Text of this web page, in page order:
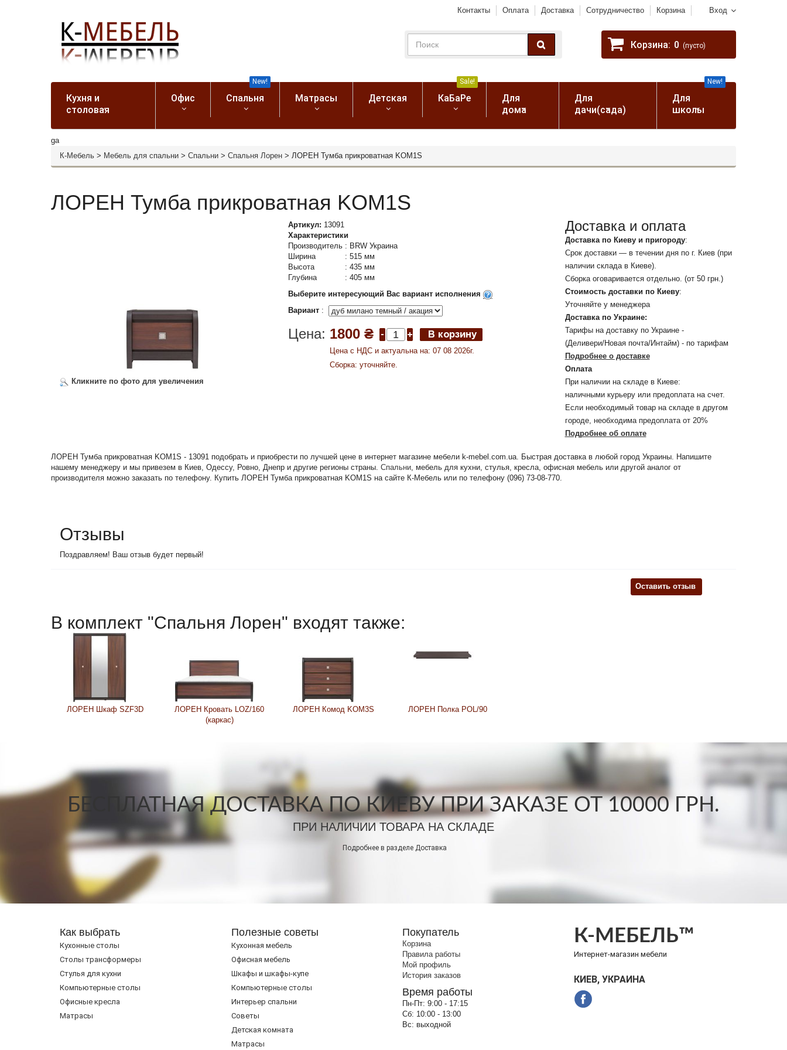
Вход
Контакты Оплата Доставка Сотрудничество Корзина
Корзина: 0 (пусто)
Кухня и
столовая
Офис Спальня
New!
Матрасы Детская КаБаРе
Sale!
Для
дома
Для
дачи(сада)
Для
школы
New!
ga
К-Мебель > Мебель для спальни > Спальни > Спальня Лорен > ЛОРЕН Тумба прикроватная KOM1S
ЛОРЕН Тумба прикроватная KOM1S
Кликните по фото для увеличения
Артикул: 13091
Характеристики
Производитель : BRW Украина
Ширина
: 515 мм
Высота
: 435 мм
Глубина
: 405 мм
Выберите интересующий Вас вариант исполнения
Вариант :
Цена: 1800 ₴
Цена c НДС и актуальна на: 07 08 2026г.
Сборка: уточняйте.
Доставка и оплата
Доставка по Киеву и пригороду:
Срок доставки — в течении дня по г. Киев (при
наличии склада в Киеве).
Сборка оговаривается отдельно. (от 50 грн.)
Стоимость доставки по Киеву:
Уточняйте у менеджера
Доставка по Украине:
Тарифы на доставку по Украине -
(Деливери/Новая почта/Интайм) - по тарифам
Подробнее о доставке
Оплата
При наличии на складе в Киеве:
наличными курьеру или предоплата на счет.
Если необходимый товар на складе в другом
городе, необходима предоплата от 20%
Подробнее об оплате
ЛОРЕН Тумба прикроватная KOM1S - 13091 подобрать и приобрести по лучшей цене в интернет магазине мебели k-mebel.com.ua. Быстрая доставка в любой город Украины. Напишите
нашему менеджеру и мы привезем в Киев, Одессу, Ровно, Днепр и другие регионы страны. Спальни, мебель для кухни, стулья, кресла, офисная мебель или другой аналог от
производителя можно заказать по телефону. Купить ЛОРЕН Тумба прикроватная KOM1S на сайте К-Мебель или по телефону (096) 73-08-770.
Отзывы
Поздравляем! Ваш отзыв будет первый!
Оставить отзыв
В комплект "Спальня Лорен" входят также:
ЛОРЕН Шкаф SZF3D
ЛОРЕН Кровать LOZ/160
(каркас)
ЛОРЕН Комод KOM3S ЛОРЕН Полка POL/90
БЕСПЛАТНАЯ ДОСТАВКА ПО КИЕВУ ПРИ ЗАКАЗЕ ОТ 10000 ГРН.
ПРИ НАЛИЧИИ ТОВАРА НА СКЛАДЕ
Подробнее в разделе Доставка
Как выбрать
Кухонные столы
Cтолы трансформеры
Стулья для кухни
Компьютерные столы
Офисные кресла
Матрасы
Полезные советы
Кухонная мебель
Офисная мебель
Шкафы и шкафы-купе
Компьютерные столы
Интерьер спальни
Советы
Детская комната
Матрасы
Покупатель
Корзина
Правила работы
Мой профиль
История заказов
Время работы
Пн-Пт: 9:00 - 17:15
Сб: 10:00 - 13:00
Вс: выходной
К-МЕБЕЛЬ™
Интернет-магазин мебели
КИЕВ, УКРАИНА